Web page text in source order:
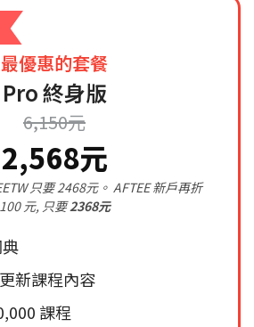
最優惠的套餐
Pro 終身版
6,150元
2,568元
只要 2468元。 AFTEE 新戶再折
100 元, 只要2368元
典
新課程內容
課程